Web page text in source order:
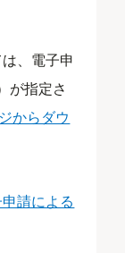
、電子申
が指定さ
からダウ
請による